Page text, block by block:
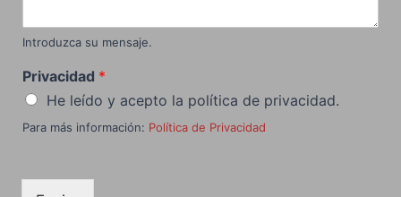
Introduzca su mensaje.
Privacidad *
He leído y acepto la política de privacidad.
Para más información: Política de Privacidad